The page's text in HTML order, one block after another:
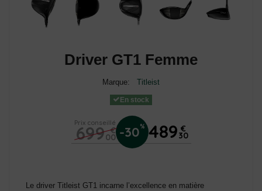
Driver GT1 Femme
Marque: Titleist
En stock
Prix conseillé
699 €
00 -30% 489 €
30
Le driver Titleist GT1 incarne l’excellence en matière